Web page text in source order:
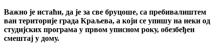
Важно је истаћи, да је за све бруцоше, са пребивалиштем
ван територије града Краљева, а који се упишу на неки од
студијских програма у првом уписном року, обезбеђен
смештај у дому.